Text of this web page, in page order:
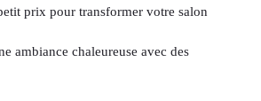
prix pour transformer votre salon
ambiance chaleureuse avec des